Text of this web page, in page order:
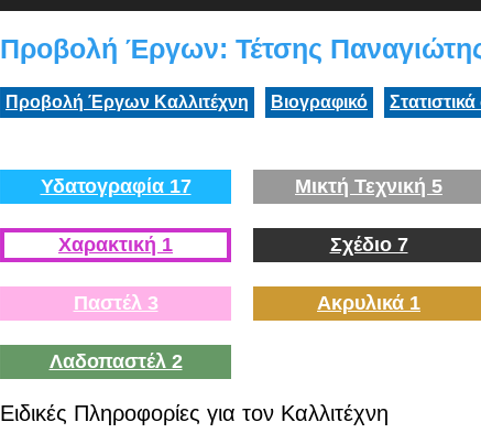
Προβολή Έργων: Τέτσης
Προβολή Έργων Καλλιτέχνη Βιογραφικό
Υδατογραφία 17 Μικτή Τεχνική 5
Χαρακτική 1 Σχέδιο 7
Παστέλ 3 Ακρυλικά 1
Λαδοπαστέλ 2
Ειδικές Πληροφορίες για τον Καλλιτέχνη